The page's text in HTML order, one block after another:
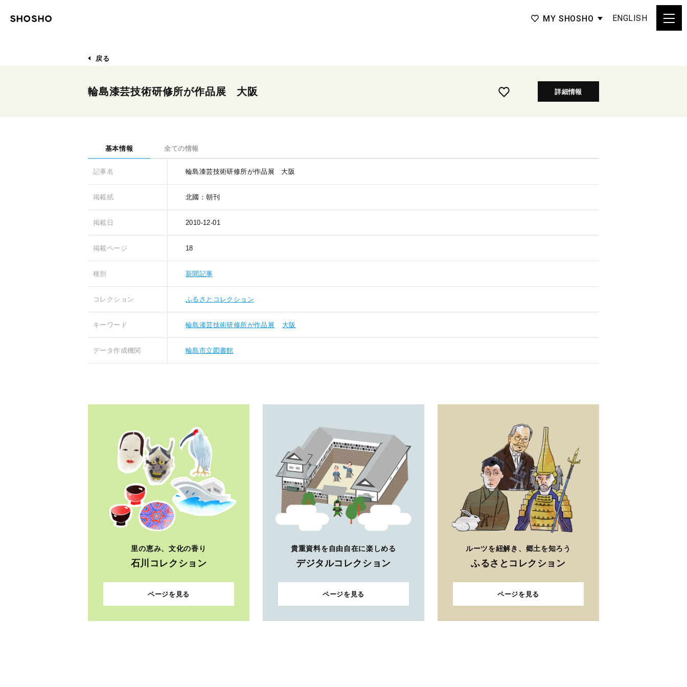
MY SHOSHO ENGLISH
戻る
輪島漆芸技術研修所が作品展 大阪 詳細情報
基本情報 全ての情報
記事名 輪島漆芸技術研修所が作品展 大阪
掲載紙 北國：朝刊
掲載日 2010-12-01
掲載ページ 18
種別 新聞記事
コレクション ふるさとコレクション
キーワード 輪島漆芸技術研修所が作品展 大阪
データ作成機関 輪島市立図書館
里の恵み、文化の香り
石川コレクション
ページを見る
貴重資料を自由自在に楽しめる
デジタルコレクション
ページを見る
ルーツを紐解き、郷土を知ろう
ふるさとコレクション
ページを見る